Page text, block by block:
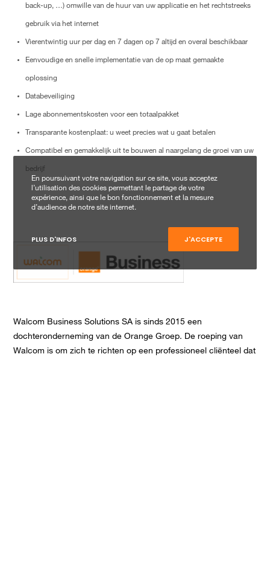
back-up, …) omwille van de huur van uw applicatie en het rechtstreeks
gebruik via het internet
Vierentwintig uur per dag en 7 dagen op 7 altijd en overal beschikbaar
Eenvoudige en snelle implementatie van de op maat gemaakte
oplossing
Databeveiliging
Lage abonnementskosten voor een totaalpakket
Transparante kostenplaat: u weet precies wat u gaat betalen
Compatibel en gemakkelijk uit te bouwen al naargelang de groei van uw
bedrijf
Walcom Business Solutions SA is sinds 2015 een
dochteronderneming van de Orange Groep. De roeping van
Walcom is om zich te richten op een professioneel cliënteel dat
En poursuivant votre navigation sur ce site, vous acceptez
l’utilisation des cookies permettant le partage de votre
expérience, ainsi que le bon fonctionnement et la mesure
d’audience de notre site internet.
PLUS D'INFOS J'ACCEPTE